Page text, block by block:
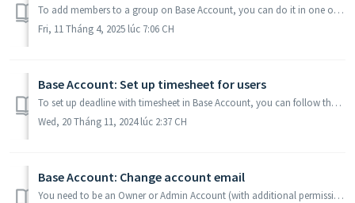
To add members to a group on Base Account, you can do it in one of two ways: 1. Add members directly to each Group: Step 1: Access account.base.vn or ...
Fri, 11 Tháng 4, 2025 lúc 7:06 CH
Base Account: Set up timesheet for users
To set up deadline with timesheet in Base Account, you can follow these steps: Owners/App admin Account can set up timesheet for all users by setting times...
Wed, 20 Tháng 11, 2024 lúc 2:37 CH
Base Account: Change account email
You need to be an Owner or Admin Account (with additional permission to edit mail) to be able to edit the member's email. To change the email, do th...